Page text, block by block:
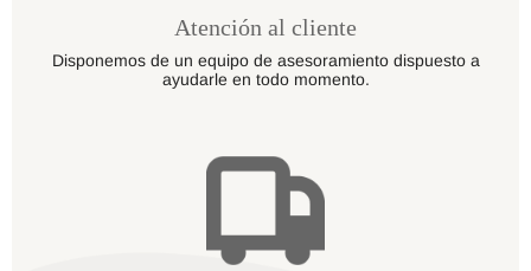
Atención al cliente
Disponemos de un equipo de asesoramiento dispuesto a
ayudarle en todo momento.